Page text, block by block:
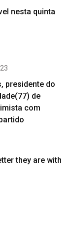
nesta quinta
presidente do
de
com
they are with